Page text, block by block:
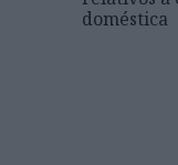
doméstica